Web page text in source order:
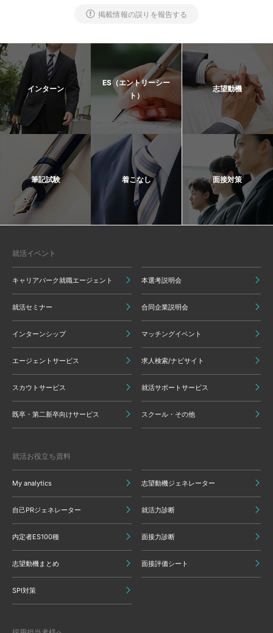
掲載情報の誤りを報告する
インターン
ES（エントリーシー
ト）
志望動機
筆記試験 着こなし 面接対策
就活イベント
キャリアパーク就職エージェント 本選考説明会
就活セミナー 合同企業説明会
インターンシップ マッチングイベント
エージェントサービス 求人検索/ナビサイト
スカウトサービス 就活サポートサービス
既卒・第二新卒向けサービス スクール・その他
就活お役立ち資料
My analytics 志望動機ジェネレーター
自己PRジェネレーター 就活力診断
内定者ES100種 面接力診断
志望動機まとめ 面接評価シート
SPI対策